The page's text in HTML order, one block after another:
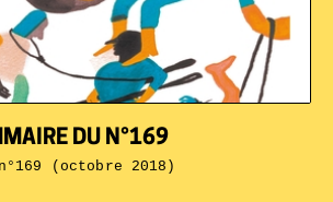
DU N°169
(octobre 2018)